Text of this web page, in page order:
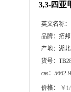
3,3-四亚
英文名称：
品牌： 拓邦
产地： 湖北
货号：
cas： 5662-
价格： ￥